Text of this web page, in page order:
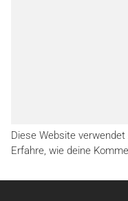
Diese Website
Erfahre, wie deine